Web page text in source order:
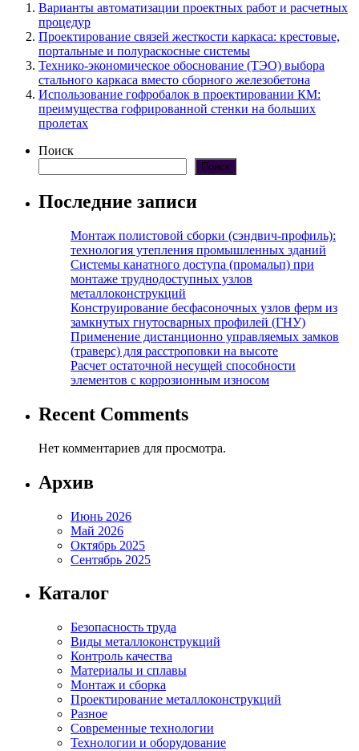
Варианты автоматизации проектных работ и расчетных
процедур
Проектирование связей жесткости каркаса: крестовые,
портальные и полураскосные системы
Технико-экономическое обоснование (ТЭО) выбора
стального каркаса вместо сборного железобетона
Использование гофробалок в проектировании КМ:
преимущества гофрированной стенки на больших
пролетах
Поиск
Поиск
Последние записи
Монтаж полистовой сборки (сэндвич-профиль):
технология утепления промышленных зданий
Системы канатного доступа (промальп) при
монтаже труднодоступных узлов
металлоконструкций
Конструирование бесфасоночных узлов ферм из
замкнутых гнутосварных профилей (ГНУ)
Применение дистанционно управляемых замков
(траверс) для расстроповки на высоте
Расчет остаточной несущей способности
элементов с коррозионным износом
Recent Comments
Нет комментариев для просмотра.
Архив
Июнь 2026
Май 2026
Октябрь 2025
Сентябрь 2025
Каталог
Безопасность труда
Виды металлоконструкций
Контроль качества
Материалы и сплавы
Монтаж и сборка
Проектирование металлоконструкций
Разное
Современные технологии
Технологии и оборудование